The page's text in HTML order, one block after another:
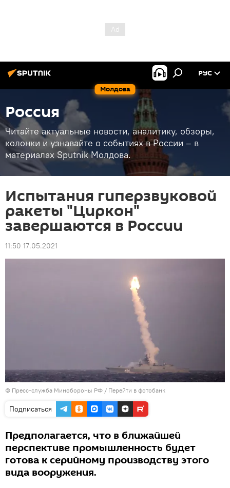
Молдова
РУС
Россия
Читайте актуальные новости, аналитику, обзоры,
колонки и узнавайте о событиях в России – в
материалах Sputnik Молдова.
Испытания гиперзвуковой
ракеты "Циркон"
завершаются в России
11:50 17.05.2021
© Пресс-служба Минобороны РФ / Перейти в фотобанк
Подписаться
Предполагается, что в ближайшей
перспективе промышленность будет
готова к серийному производству этого
вида вооружения.